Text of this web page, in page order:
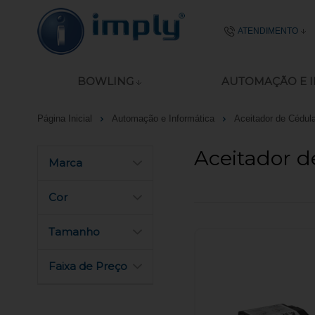
ATENDIMENTO
Seg - Sex das
BOWLING AUTOMAÇÃO E
Página Inicial Automação e Informática Aceitador de
Marca
Cor
Tamanho
Faixa de Preço
Aceitador